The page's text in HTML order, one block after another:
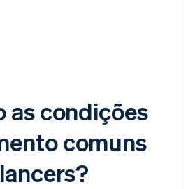
as condições
comuns